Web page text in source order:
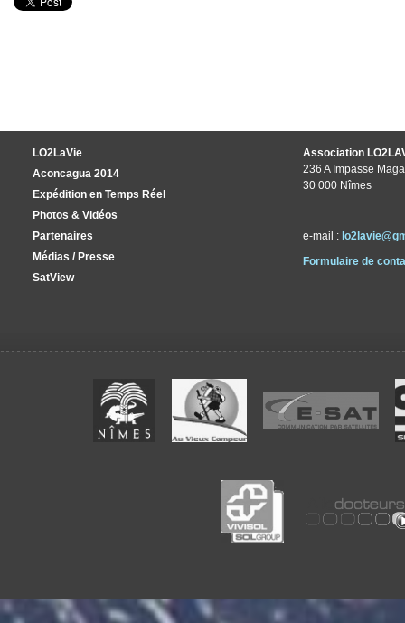
LO2LaVie
Aconcagua 2014
Expédition en Temps Réel
Photos & Vidéos
Partenaires
Médias / Presse
SatView
Association
236 A Impasse
30 000 Nîmes
e-mail :
Formulaire de